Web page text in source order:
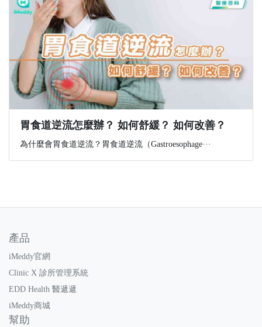
胃食道逆流怎麼辦？ 如何舒緩？ 如何改善？
為什麼會胃食道逆流？胃食道逆流（Gastroesophage···
產品
iMeddy官網
Clinic X 診所管理系統
EDD Health 醫遞遞
iMeddy商城
幫助